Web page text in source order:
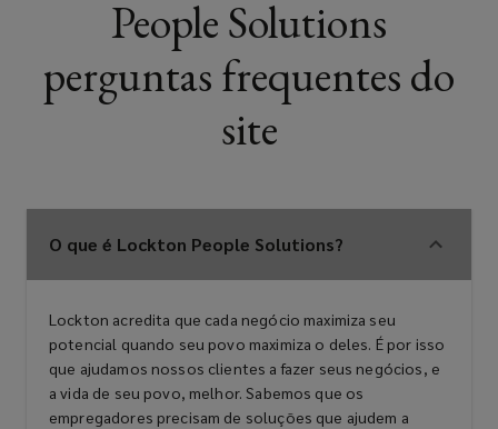
People Solutions
perguntas frequentes do
site
O que é Lockton People Solutions?
Lockton acredita que cada negócio maximiza seu
potencial quando seu povo maximiza o deles. É por isso
que ajudamos nossos clientes a fazer seus negócios, e
a vida de seu povo, melhor. Sabemos que os
empregadores precisam de soluções que ajudem a